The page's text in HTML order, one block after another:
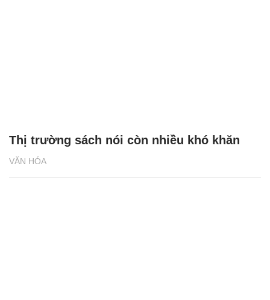
VĂN HÓA
Thị trường sách nói còn nhiều khó khăn